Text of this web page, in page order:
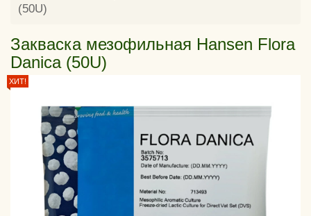
(50U)
Закваска мезофильная Hansen Flora
Danica (50U)
ХИТ!